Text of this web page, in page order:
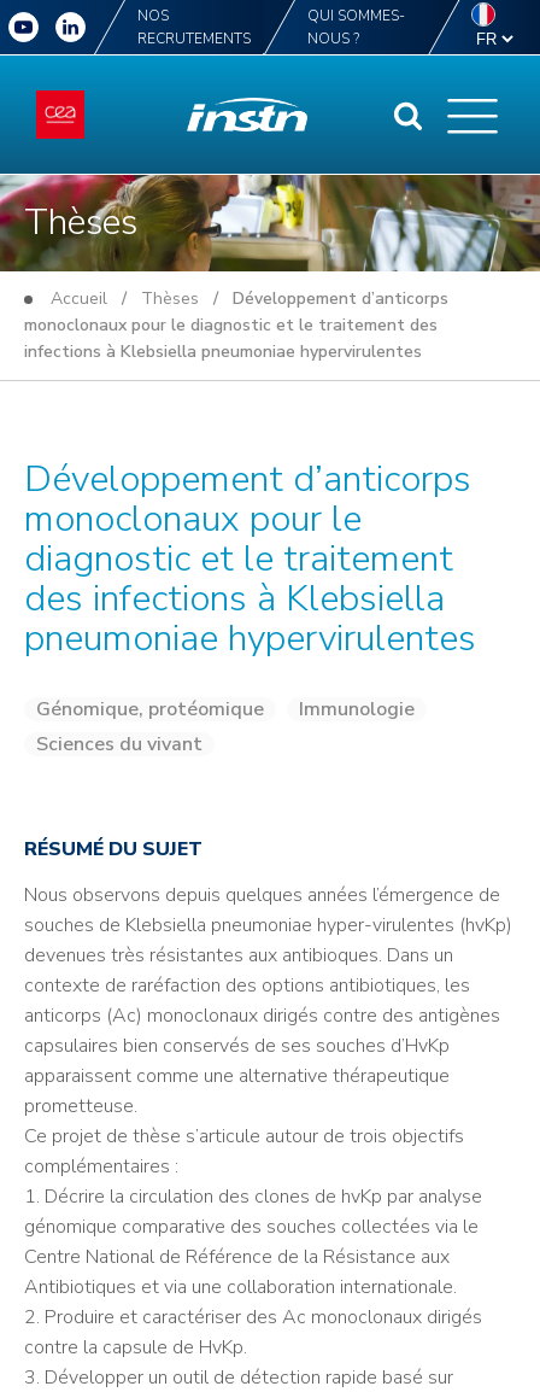
NOS
RECRUTEMENTS
QUI SOMMES-
NOUS ?
Thèses
Accueil / Thèses / Développement d’anticorps
monoclonaux pour le diagnostic et le traitement des
infections à Klebsiella pneumoniae hypervirulentes
Développement d’anticorps
monoclonaux pour le
diagnostic et le traitement
des infections à Klebsiella
pneumoniae hypervirulentes
Génomique, protéomique
Immunologie
Sciences du vivant
RÉSUMÉ DU SUJET
Nous observons depuis quelques années l’émergence de
souches de Klebsiella pneumoniae hyper-virulentes (hvKp)
devenues très résistantes aux antibioques. Dans un
contexte de raréfaction des options antibiotiques, les
anticorps (Ac) monoclonaux dirigés contre des antigènes
capsulaires bien conservés de ses souches d’HvKp
apparaissent comme une alternative thérapeutique
prometteuse.
Ce projet de thèse s’articule autour de trois objectifs
complémentaires :
1. Décrire la circulation des clones de hvKp par analyse
génomique comparative des souches collectées via le
Centre National de Référence de la Résistance aux
Antibiotiques et via une collaboration internationale.
2. Produire et caractériser des Ac monoclonaux dirigés
contre la capsule de HvKp.
3. Développer un outil de détection rapide basé sur